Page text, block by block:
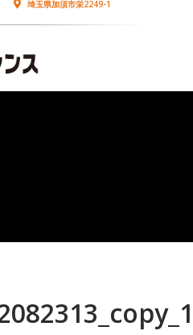
埼玉県加須市栄2249-1